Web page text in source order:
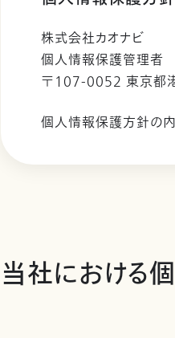
株式会社カオナビ
個人情報保護管理者
〒107-0052 東京都
個人情報保護方針の
当社における